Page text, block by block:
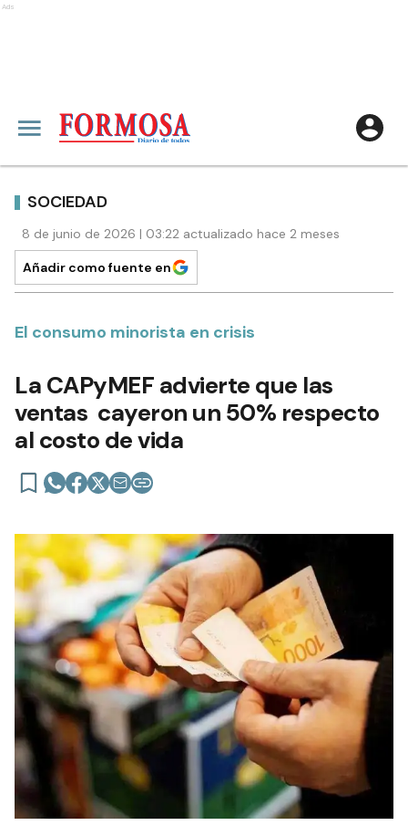
Ads
SOCIEDAD
8 de junio de 2026 | 03:22 actualizado hace 2 meses
Añadir como fuente en
El consumo minorista en crisis
La CAPyMEF advierte que las
ventas cayeron un 50% respecto
al costo de vida